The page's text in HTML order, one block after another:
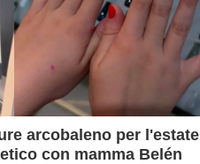
arcobaleno per
con mamma Belén